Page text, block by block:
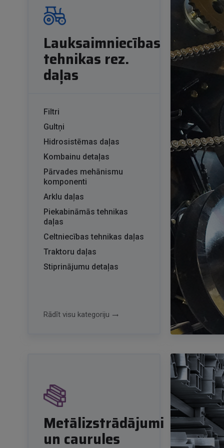
Lauksaimniecības
tehnikas rez.
daļas
Filtri
Gultņi
Hidrosistēmas daļas
Kombainu detaļas
Pārvades mehānismu
komponenti
Arklu daļas
Piekabināmās tehnikas
daļas
Celtniecības tehnikas daļas
Traktoru daļas
Stiprinājumu detaļas
Rādīt visu kategoriju trending_flat
Metālizstrādājumi
un caurules